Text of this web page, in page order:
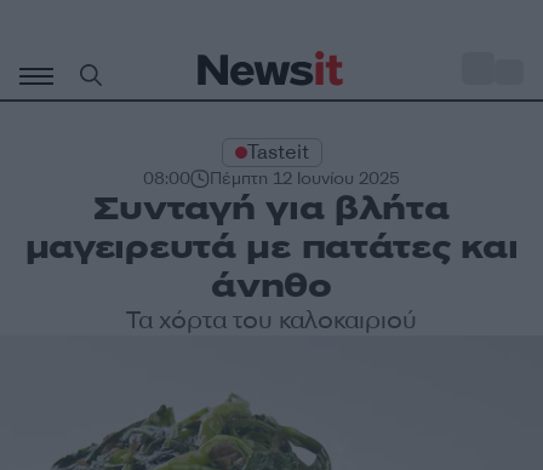
περιεχόμενο
Tasteit
08:00 Πέμπτη 12 Ιουνίου 2025
Συνταγή για βλήτα
μαγειρευτά με πατάτες και
άνηθο
Τα χόρτα του καλοκαιριού